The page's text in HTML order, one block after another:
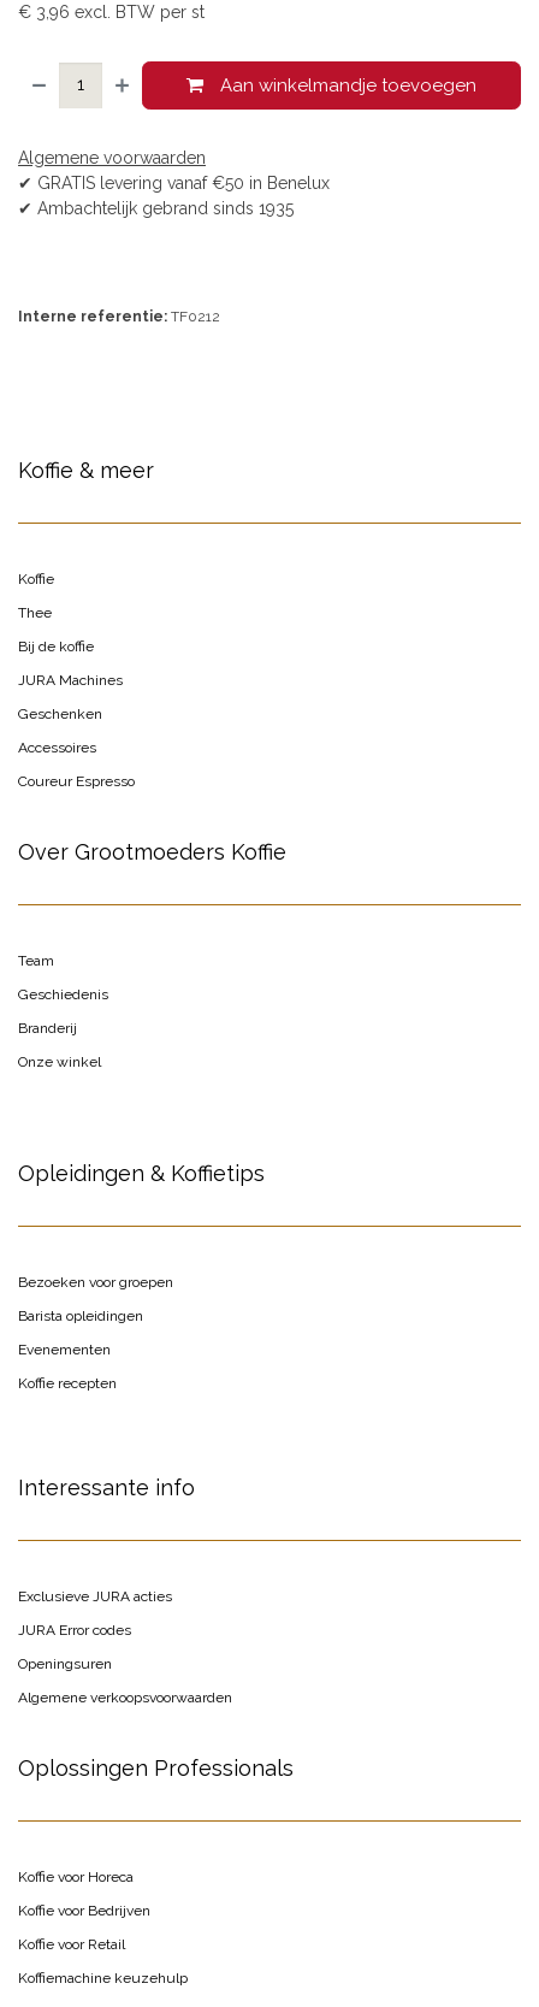
€ 3,96 excl. BTW per st
Aan winkelmandje toevoegen
Algemene voorwaarden
✔ GRATIS levering vanaf €50 in Benelux
✔ Ambachtelijk gebrand sinds 1935
Interne referentie: TF0212
Koffie & meer
Koffie
Thee
Bij de koffie
JURA Machines
Geschenken
Accessoires
Coureur Espresso
Over Grootmoeders Koffie
Team
Geschiedenis
Branderij
Onze winkel
Opleidingen & Koffietips
Bezoeken voor groepen
Barista opleidingen
Evenementen
Koffie recepten
Interessante info
Exclusieve JURA acties
JURA Error codes
Openingsuren
Algemene verkoopsvoorwaarden
Oplossingen Professionals
Koffie voor Horeca
Koffie voor Bedrijven
Koffie voor Retail
Koffiemachine keuzehulp